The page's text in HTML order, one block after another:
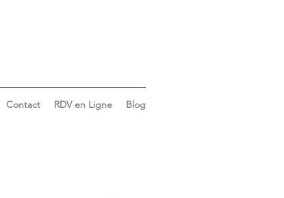
Contact RDV en Ligne Blog